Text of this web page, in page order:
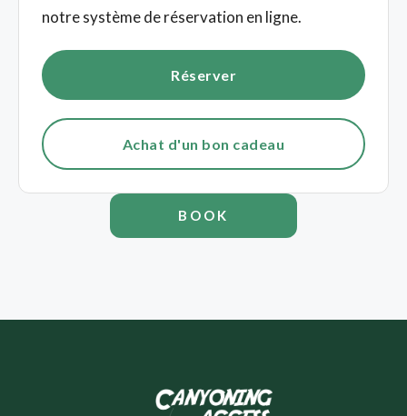
notre système de réservation en ligne.
Réserver
Achat d'un bon cadeau
BOOK